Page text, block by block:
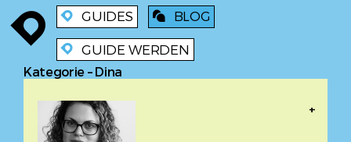
enroute enroute GUIDES blog BLOG
enroute GUIDE WERDEN
Kategorie – Dina
+